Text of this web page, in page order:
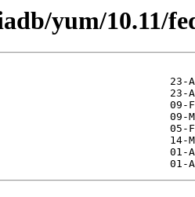
yum/10.11/